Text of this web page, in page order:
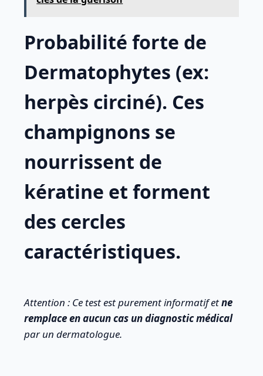
Probabilité forte de
Dermatophytes (ex:
herpès circiné). Ces
champignons se
nourrissent de
kératine et forment
des cercles
caractéristiques.
Attention : Ce test est purement informatif etne
remplace en aucun cas un diagnostic médical
par un dermatologue.